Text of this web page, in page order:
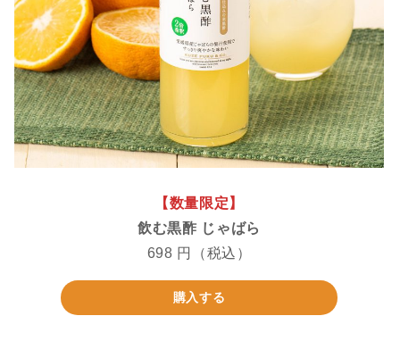
【数量限定】
飲む黒酢 じゃばら
698 円（税込）
購入する